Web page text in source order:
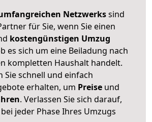
Netzwerkssind
für Sie, wenn Sie einen
kostengünstigen Umzug
es sich um eine Beiladung nach
kompletten Haushalt handelt.
Sie schnell und einfach
erhalten, um Preise und
. Verlassen Sie sich darauf,
jeder Phase Ihres Umzugs